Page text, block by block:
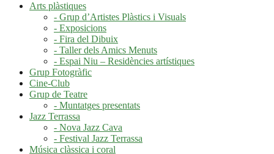
Arts plàstiques
- Grup d’Artistes Plàstics i Visuals
- Exposicions
- Fira del Dibuix
- Taller dels Amics Menuts
- Espai Niu – Residències artístiques
Grup Fotogràfic
Cine-Club
Grup de Teatre
- Muntatges presentats
Jazz Terrassa
- Nova Jazz Cava
- Festival Jazz Terrassa
Música clàssica i coral